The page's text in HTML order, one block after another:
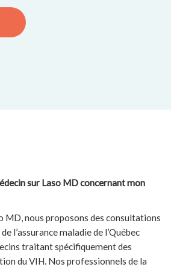
sur Laso MD concernant mon
MD, nous proposons des consultations
l’assurance maladie de l’Québec
traitant spécifiquement des
du VIH. Nos professionnels de la